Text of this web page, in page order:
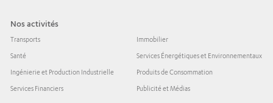
Nos activités
Transports
Santé
Ingénierie et Production Industrielle
Services Financiers
Immobilier
Services Énergétiques et Environnementaux
Produits de Consommation
Publicité et Médias